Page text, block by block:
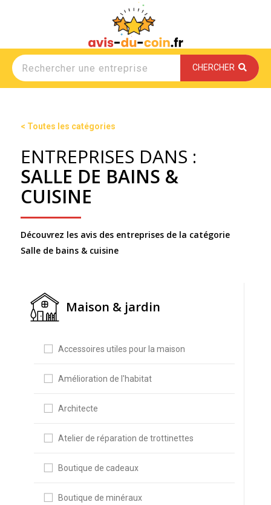
CHERCHER
< Toutes les catégories
ENTREPRISES DANS :
SALLE DE BAINS &
CUISINE
Découvrez les avis des entreprises de la catégorie
Salle de bains & cuisine
Maison & jardin
Accessoires utiles pour la maison
Amélioration de l'habitat
Architecte
Atelier de réparation de trottinettes
Boutique de cadeaux
Boutique de minéraux